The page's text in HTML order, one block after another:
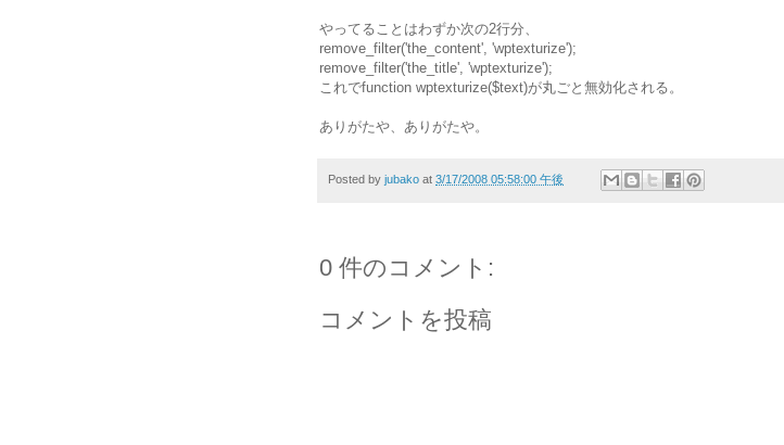
やってることはわずか次の2行分、
remove_filter('the_content', 'wptexturize');
remove_filter('the_title', 'wptexturize');
これでfunction wptexturize($text)が丸ごと無効化される。
ありがたや、ありがたや。
Posted by jubako at 3/17/2008 05:58:00 午後
0 件のコメント:
コメントを投稿